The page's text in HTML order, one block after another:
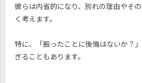
彼らは内省的になり、別れの理由やそ
く考えます。
特に、「振ったことに後悔はないか？
ぎることもあります。